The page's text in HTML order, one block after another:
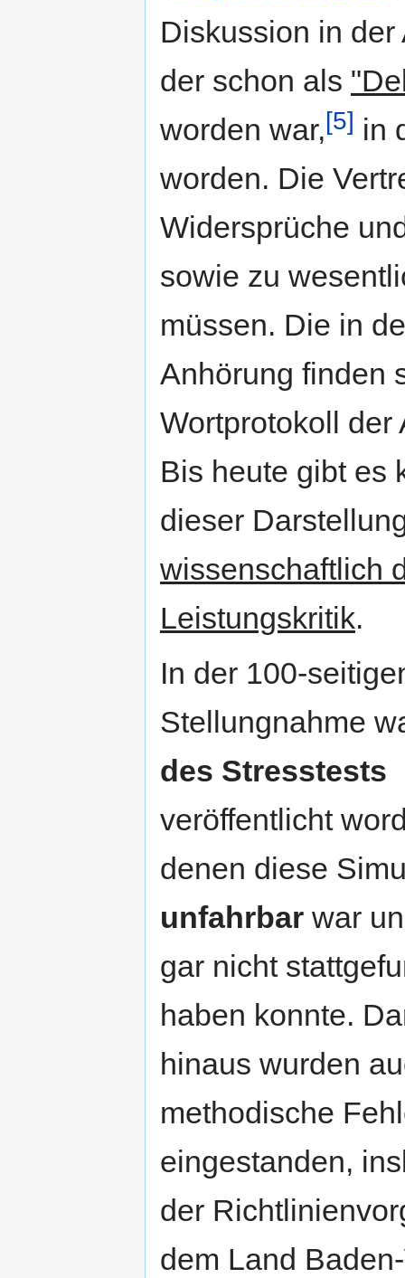
Diskussion in
der schon als
worden war,[5] in
worden. Die
Widersprüche
sowie zu
müssen. Die in
Anhörung finden
Wortprotokoll der
Bis heute gibt es
dieser
wissenschaftlich
Leistungskritik.
In der 100-
Stellungnahme
des Stresstests
veröffentlicht
denen diese
unfahrbar war
gar nicht
haben konnte.
hinaus wurden
methodische
eingestanden,
der
dem Land